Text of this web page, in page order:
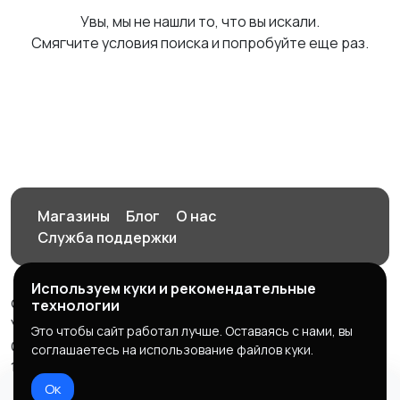
Увы, мы не нашли то, что вы искали.
Смягчите условия поиска и попробуйте еще раз.
Магазины Блог
О нас
Служба поддержки
© 2026 Орен-АЙ - Авто | Недвижимость | Работа |
Услуги
Создал Карусов Е.С ООО "ЦПК" ИНН 5609203278 ОГРН
1235600008841
Используем куки и рекомендательные
технологии
Это чтобы сайт работал лучше. Оставаясь с нами, вы
соглашаетесь на использование файлов куки.
Ок